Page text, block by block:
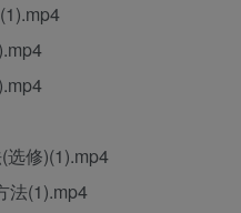
选修)(1).mp4
法(1).mp4